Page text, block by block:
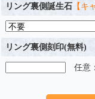
リング裏側誕生石【キ
リング裏側刻印(無料)
任意